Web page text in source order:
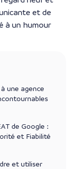
et de
à un humour
une agence
de Google :
et Fiabilité
et utiliser